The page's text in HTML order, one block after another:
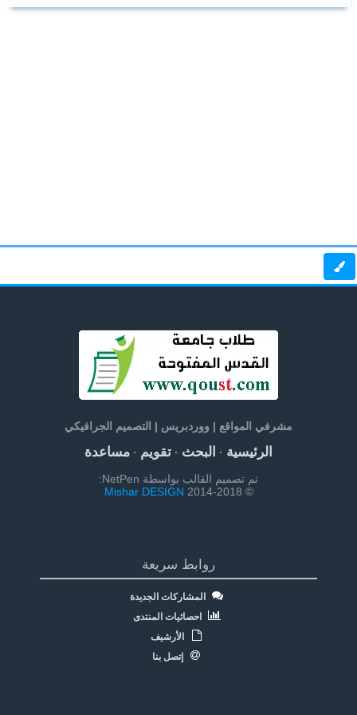
مشرفي المواقع | ووردبريس | التصميم الجرافيكي
الرئيسية· البحث· تقويم· مساعدة
تم تصميم القالب بواسطة NetPen:
© 2014-2018
Mishar DESIGN
روابط سريعة
المشاركات الجديدة
احصائيات المنتدى
الأرشيف
إتصل بنا